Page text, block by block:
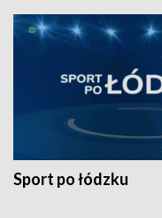
Sport po łódzku